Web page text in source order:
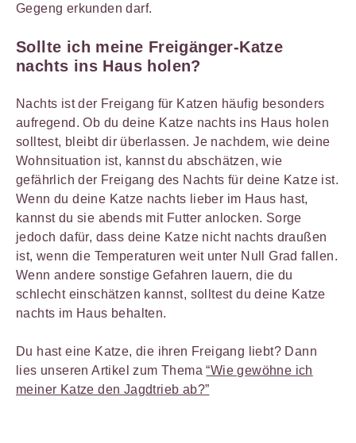
Gegeng erkunden darf.
Sollte ich meine Freigänger-Katze
nachts ins Haus holen?
Nachts ist der Freigang für Katzen häufig besonders
aufregend. Ob du deine Katze nachts ins Haus holen
solltest, bleibt dir überlassen. Je nachdem, wie deine
Wohnsituation ist, kannst du abschätzen, wie
gefährlich der Freigang des Nachts für deine Katze ist.
Wenn du deine Katze nachts lieber im Haus hast,
kannst du sie abends mit Futter anlocken. Sorge
jedoch dafür, dass deine Katze nicht nachts draußen
ist, wenn die Temperaturen weit unter Null Grad fallen.
Wenn andere sonstige Gefahren lauern, die du
schlecht einschätzen kannst, solltest du deine Katze
nachts im Haus behalten.
Du hast eine Katze, die ihren Freigang liebt? Dann
lies unseren Artikel zum Thema“Wie gewöhne ich
meiner Katze den Jagdtrieb ab?”